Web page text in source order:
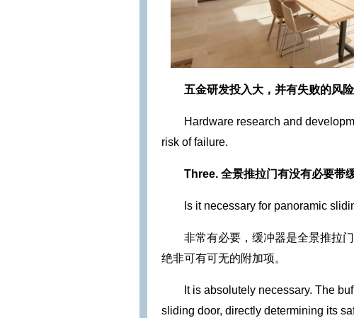
五金研发投入大，并有失败的风险
Hardware research and
risk of failure.
Three. 全景推拉门有没有必要带
Is it necessary for panoramic
非常有必要，缓冲器是全景推拉
绝非可有可无的附加项。
It is absolutely necessary. The
sliding door, directly determining its